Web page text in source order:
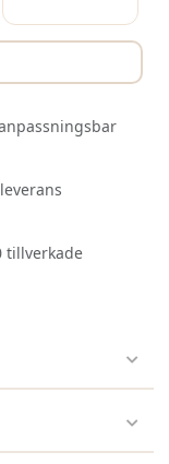
tillverkade
mysig
med familj